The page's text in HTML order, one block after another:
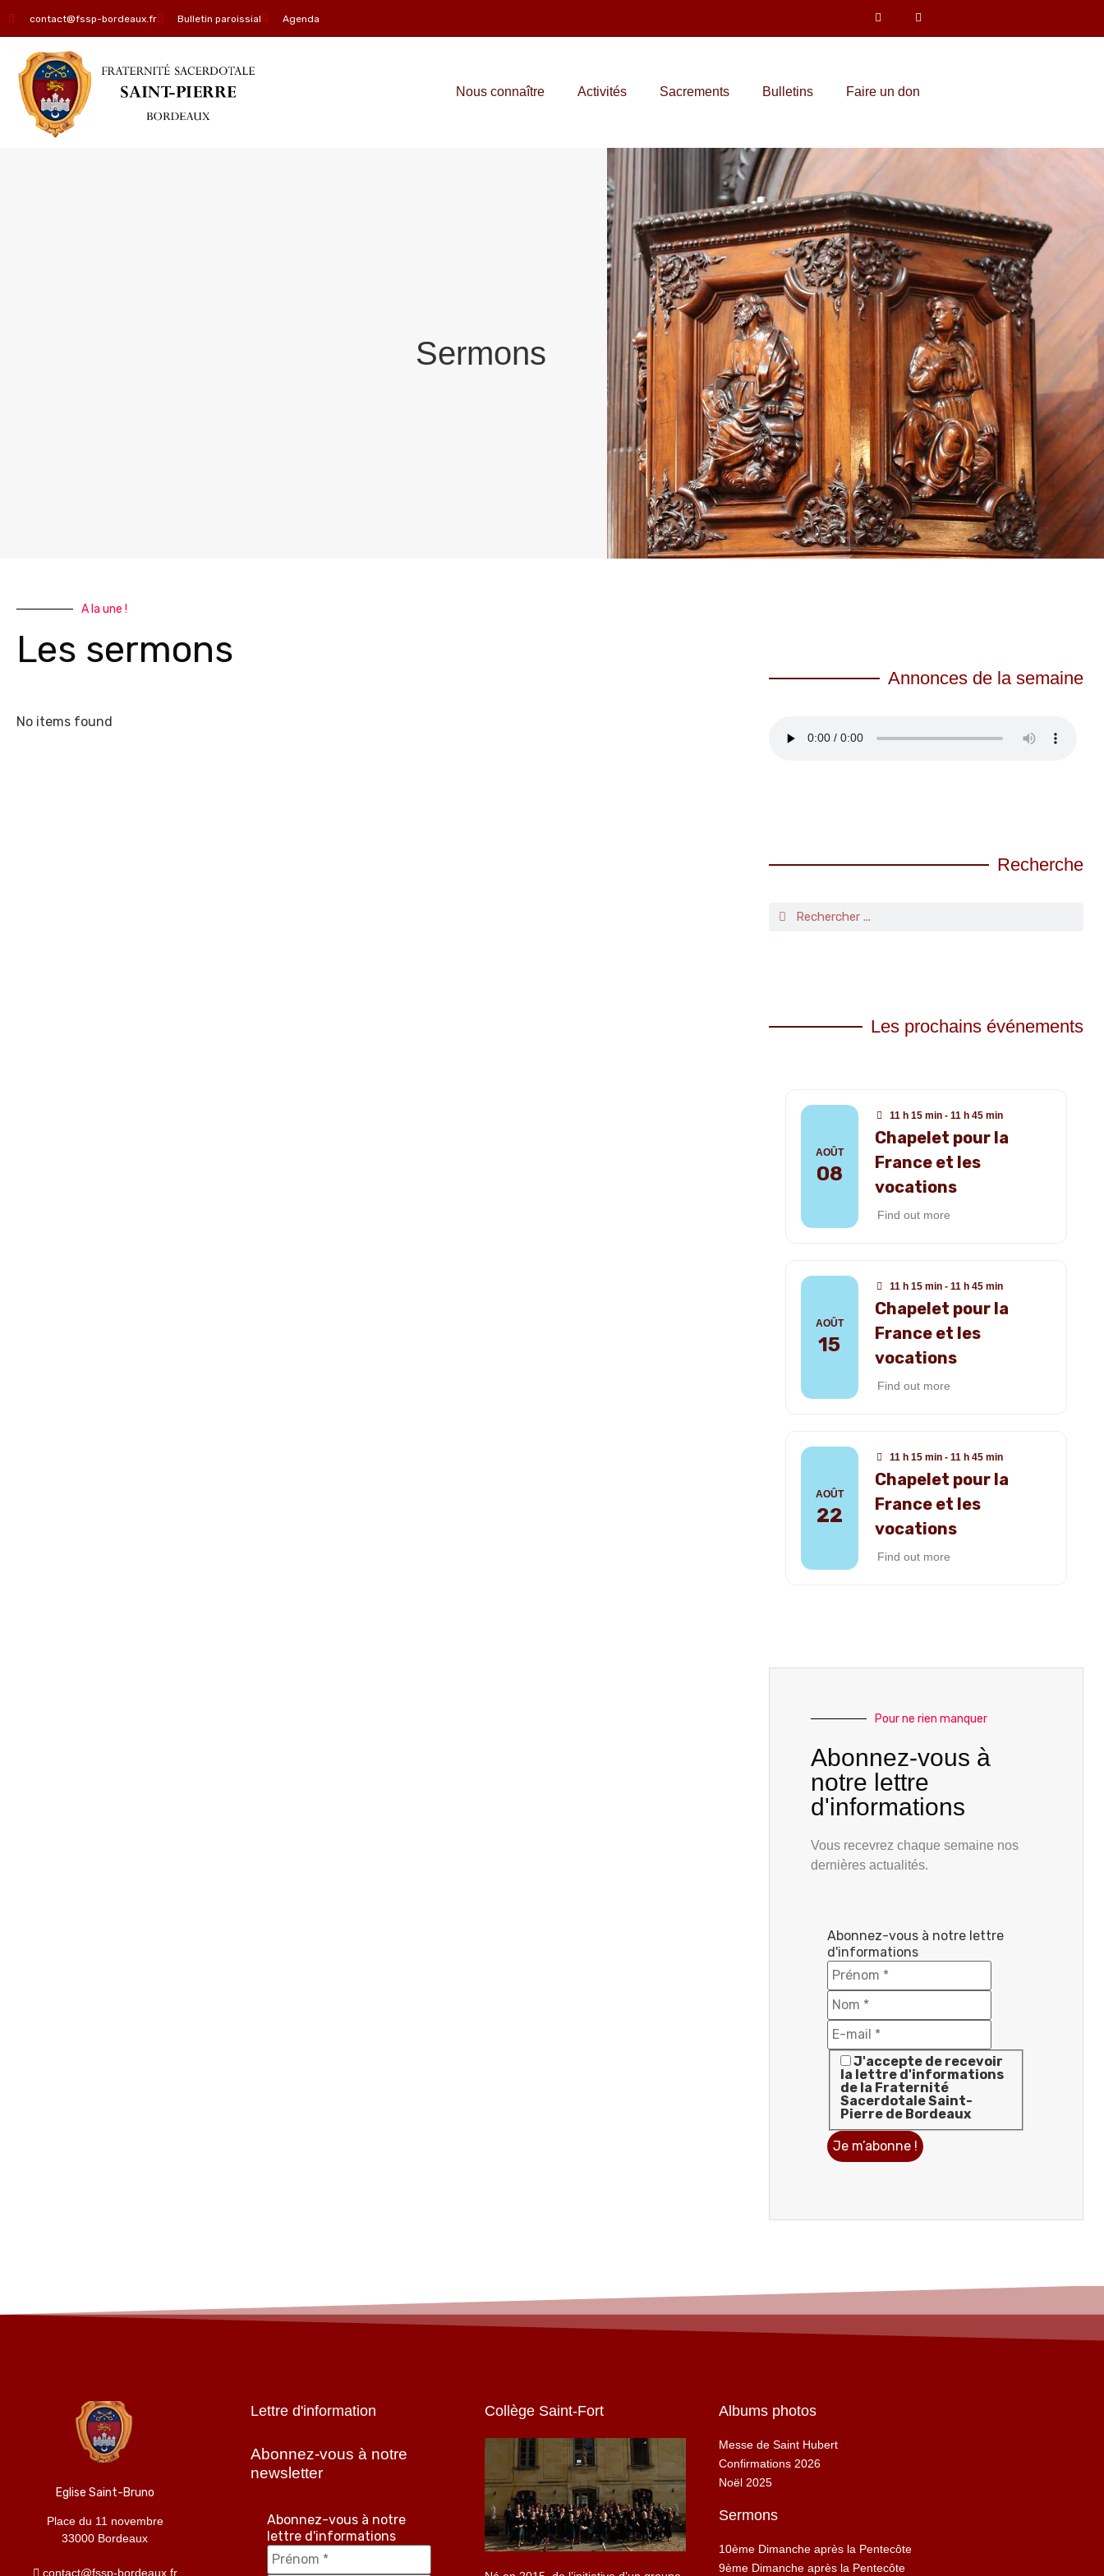
contact@fssp-bordeaux.fr Bulletin paroissial Agenda
Nous connaître Activités Sacrements Bulletins Faire un don
Sermons
A la une !
Les sermons
No items found
Annonces de la semaine
Recherche
Les prochains événements
AOÛT
08
11 h 15 min - 11 h 45 min
Chapelet pour la
France et les
vocations
Find out more
AOÛT
15
11 h 15 min - 11 h 45 min
Chapelet pour la
France et les
vocations
Find out more
AOÛT
22
11 h 15 min - 11 h 45 min
Chapelet pour la
France et les
vocations
Find out more
Pour ne rien manquer
Abonnez-vous à
notre lettre
d'informations
Vous recevrez chaque semaine nos
dernières actualités.
Abonnez-vous à notre lettre
d'informations
J'accepte de recevoir
la lettre d'informations
de la Fraternité
Sacerdotale Saint-
Pierre de Bordeaux
Eglise Saint-Bruno
Place du 11 novembre
33000 Bordeaux
contact@fssp-bordeaux.fr
Lettre d'information
Abonnez-vous à notre
newsletter
Abonnez-vous à notre
lettre d'informations
Collège Saint-Fort Albums photos
Messe de Saint Hubert
Confirmations 2026
Noël 2025
Sermons
10ème Dimanche après la Pentecôte
9ème Dimanche après la Pentecôte